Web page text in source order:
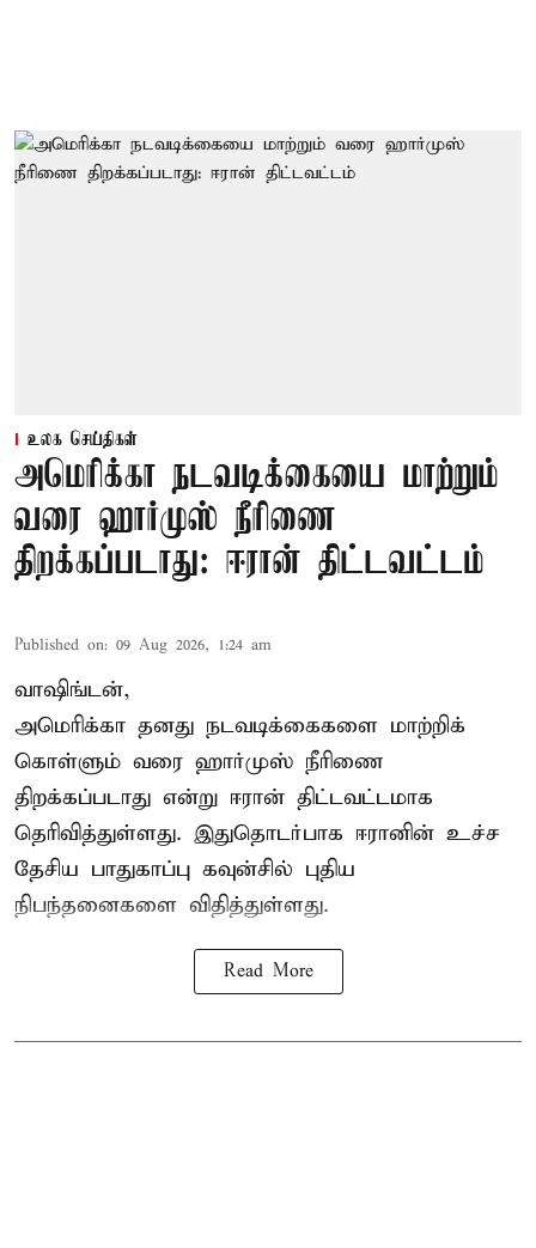
உலக செய்திகள்
அமெரிக்கா நடவடிக்கையை மாற்றும்
வரை ஹார்முஸ் நீரிணை
திறக்கப்படாது: ஈரான் திட்டவட்டம்
Published on: 09 Aug 2026, 1:24 am
வாஷிங்டன்,
அமெரிக்கா தனது நடவடிக்கைகளை மாற்றிக்
கொள்ளும் வரை ஹார்முஸ் நீரிணை
திறக்கப்படாது என்று ஈரான் திட்டவட்டமாக
தெரிவித்துள்ளது. இதுதொடர்பாக ஈரானின் உச்ச
தேசிய பாதுகாப்பு கவுன்சில் புதிய
நிபந்தனைகளை விதித்துள்ளது.
Read More